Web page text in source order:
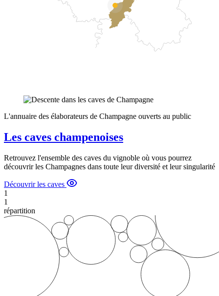
L'annuaire des élaborateurs de Champagne ouverts au public
Les caves champenoises
Retrouvez l'ensemble des caves du vignoble où vous pourrez
découvrir les Champagnes dans toute leur diversité et leur singularité
Découvrir les caves
1
1
répartition